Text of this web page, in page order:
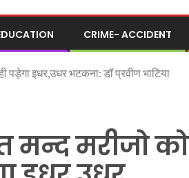
CRIME- ACCIDENT
पड़ेगा इधर,उधर भटकना: डॉ प्रवीण भाटिया
मरीजो को